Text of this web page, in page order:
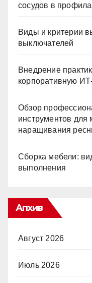
сосудов в
Виды и критерии
выключателей
Внедрение
корпоративную
Обзор
инструментов
наращивания
Сборка мебели:
выполнения
Апхив
Август 2026
Июль 2026